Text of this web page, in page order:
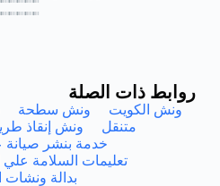
روابط ذات الصلة
ونش الكويت ونش سطحة
متنقل
ونش إنقاذ
خدمة بنشر صيانة
تعليمات السلامة
بدالة ونشات